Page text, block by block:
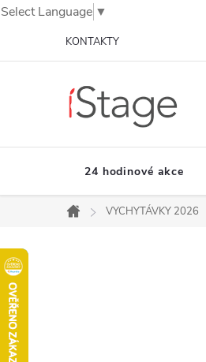
Select Language ▼
KONTAKTY
24 hodinové akce
Domů
VYCHYTÁVKY 2026